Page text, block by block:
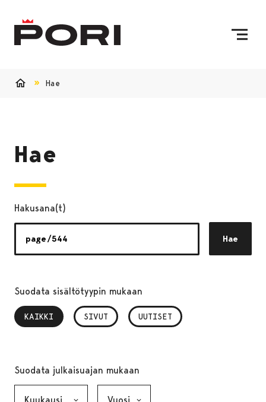
Hae
Hae
Hakusana(t)
Hae
Suodata sisältötyypin mukaan
KAIKKI
, VALITTU SIVUT UUTISET
Suodata julkaisuajan mukaan